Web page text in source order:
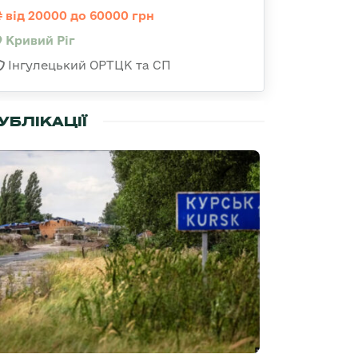
від 20000 до 60000 грн
Кривий Ріг
Інгулецький ОРТЦК та СП